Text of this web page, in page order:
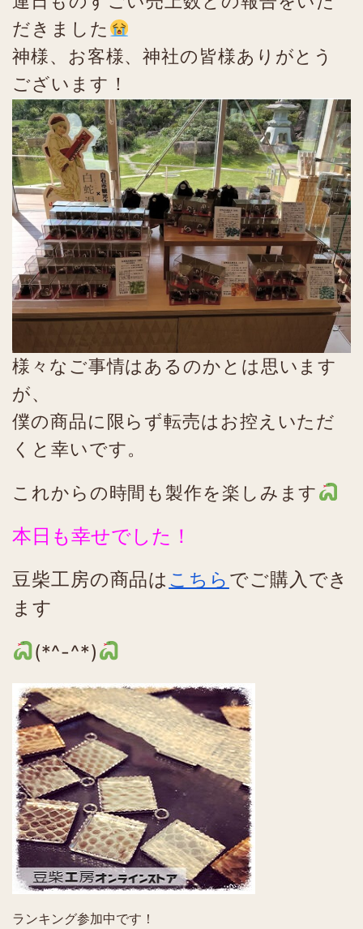
だきました
神様、お客様、神社の皆様ありがとう
ございます！
様々なご事情はあるのかとは思います
が、
僕の商品に限らず転売はお控えいただ
くと幸いです。
これからの時間も製作を楽しみます
本日も幸せでした！
豆柴工房の商品は こちら でご購入でき
ます
(*^-^*)
ランキング参加中です！